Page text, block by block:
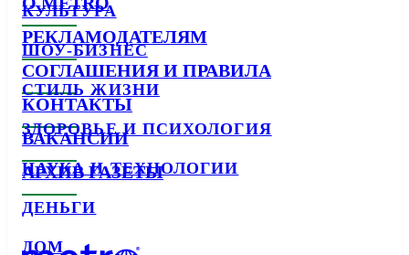
КУЛЬТУРА
ШОУ-БИЗНЕС
СТИЛЬ ЖИЗНИ
ЗДОРОВЬЕ И ПСИХОЛОГИЯ
НАУКА И ТЕХНОЛОГИИ
ДЕНЬГИ
ДОМ
РЕКЛАМОДАТЕЛЯМ
СОГЛАШЕНИЯ И ПРАВИЛА
КОНТАКТЫ
ВАКАНСИИ
АРХИВ ГАЗЕТЫ